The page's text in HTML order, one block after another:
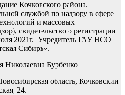
Кочковского района.
службой по надзору в сфере
и массовых
свидетельство о регистрации
2021г. Учредитель ГАУ НСО
Сибирь».
Николаевна Бурбенко
область, Кочковский
24.